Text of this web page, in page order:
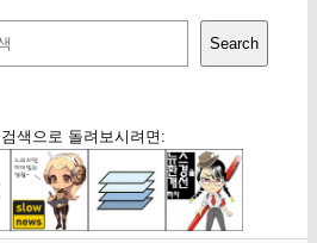
Search
색으로 돌려보시려면: